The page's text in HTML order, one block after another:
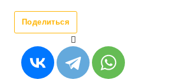
Поделиться